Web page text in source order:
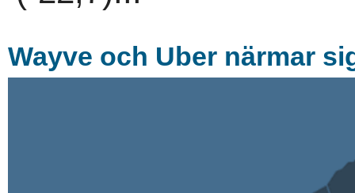
Wayve och Uber närmar